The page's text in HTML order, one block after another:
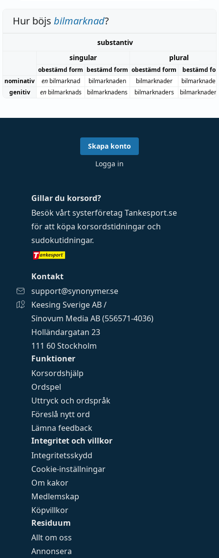
Hur böjs bilmarknad?
substantiv
singular
plural
obestämd form bestämd form obestämd form
bestämd
nominativ
enbilmarknad bilmarknaden bilmarknader
genitiv
enbilmarknads bilmarknadens bilmarknaders
Funktioner
Korsordshjälp
Ordspel
Uttryck och ordspråk
Föreslå nytt ord
Lämna feedback
Integritet och villkor
Integritetsskydd
Cookie-inställningar
Om kakor
Medlemskap
Köpvillkor
Residuum
Allt om oss
Annonsera
Gillar du korsord?
Besök vårt systerföretag Tankesport.se
för att köpa korsordstidningar och
sudokutidningar.
Kontakt
support@synonymer.se
Keesing Sverige AB /
Sinovum Media AB (556571-4036)
Holländargatan 23
111 60 Stockholm
Skapa konto
Logga in